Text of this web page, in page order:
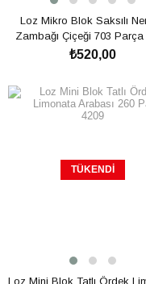
Loz Mikro Blok Saksılı
Zambağı Çiçeği 703 Parça
₺520,00
TÜKENDI
Loz Mini Blok Tatlı Ördek